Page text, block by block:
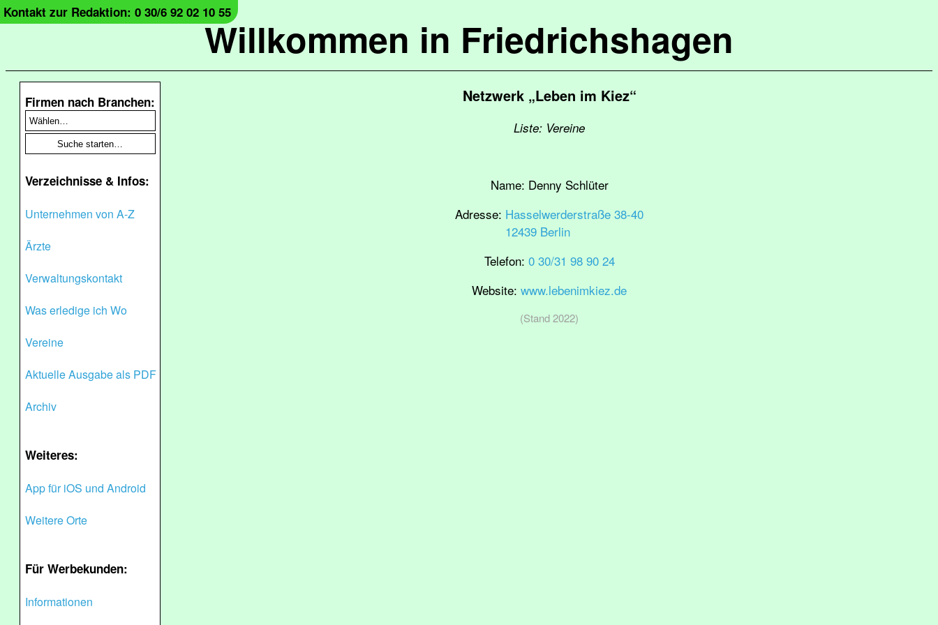
Willkommen in Friedrichshagen
Kontakt zur Redaktion: 0 30/6 92 02 10 55
Firmen nach Branchen:
Verzeichnisse & Infos:
Unternehmen von A-Z
Ärzte
Verwaltungskontakt
Was erledige ich Wo
Vereine
Aktuelle Ausgabe als PDF
Archiv
Weiteres:
App für iOS und Android
Weitere Orte
Für Werbekunden:
Informationen
Netzwerk „Leben im Kiez“
Liste: Vereine
Name: Denny Schlüter
Adresse: Hasselwerderstraße 38-40
12439 Berlin
Telefon: 0 30/31 98 90 24
Website: www.lebenimkiez.de
(Stand 2022)